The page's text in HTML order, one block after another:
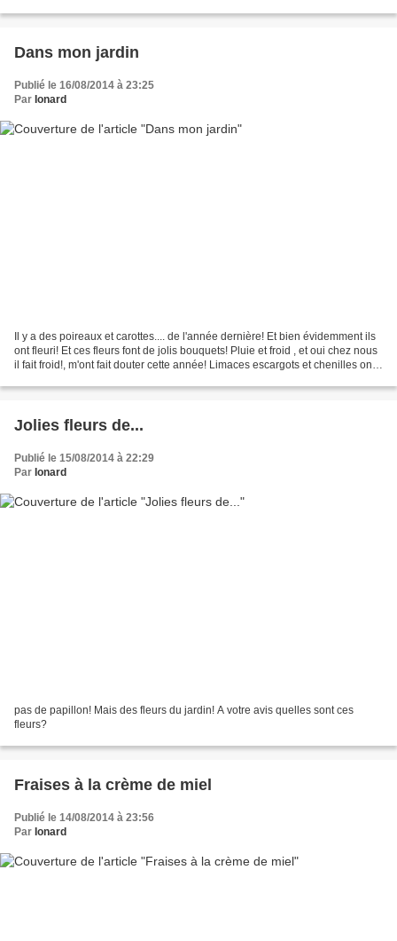
Dans mon jardin
Publié le 16/08/2014 à 23:25
Par Ionard
Il y a des poireaux et carottes.... de l'année dernière! Et bien évidemment ils
ont fleuri! Et ces fleurs font de jolis bouquets! Pluie et froid , et oui chez nous
il fait froid!, m'ont fait douter cette année! Limaces escargots et chenilles ont
Jolies fleurs de...
Publié le 15/08/2014 à 22:29
Par Ionard
pas de papillon! Mais des fleurs du jardin! A votre avis quelles sont ces
fleurs?
Fraises à la crème de miel
Publié le 14/08/2014 à 23:56
Par Ionard